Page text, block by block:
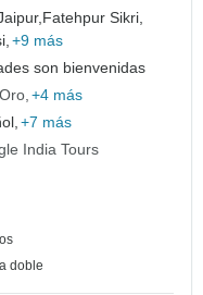
Fatehpur Sikri,
+9 más
son bienvenidas
+4 más
+7 más
India Tours
doble